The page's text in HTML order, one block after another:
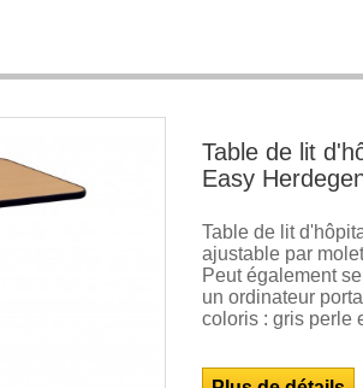
Table de lit
Easy
Table de lit
ajustable par
Peut également
un ordinateur
coloris : gris perle